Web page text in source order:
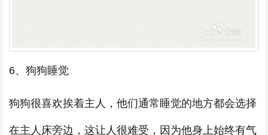
6、狗狗睡觉
狗狗很喜欢挨着主人，他们通常睡觉的地方都会选择
在主人床旁边，这让人很难受，因为他身上始终有气